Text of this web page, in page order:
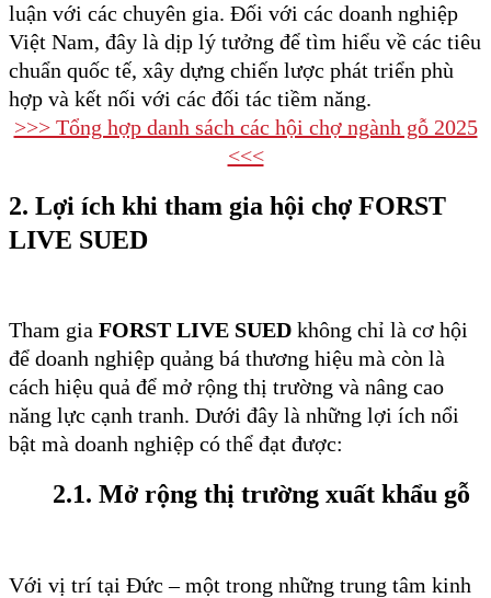
luận với các chuyên gia. Đối với các doanh nghiệp
Việt Nam, đây là dịp lý tưởng để tìm hiểu về các tiêu
chuẩn quốc tế, xây dựng chiến lược phát triển phù
hợp và kết nối với các đối tác tiềm năng.
>>> Tổng hợp danh sách các hội chợ ngành gỗ 2025
<<<
2. Lợi ích khi tham gia hội chợ FORST
LIVE SUED
Tham gia FORST LIVE SUED không chỉ là cơ hội
để doanh nghiệp quảng bá thương hiệu mà còn là
cách hiệu quả để mở rộng thị trường và nâng cao
năng lực cạnh tranh. Dưới đây là những lợi ích nổi
bật mà doanh nghiệp có thể đạt được:
2.1. Mở rộng thị trường xuất khẩu gỗ
Với vị trí tại Đức – một trong những trung tâm kinh